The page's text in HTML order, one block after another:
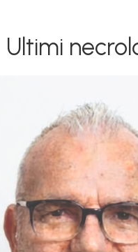
Ultimi